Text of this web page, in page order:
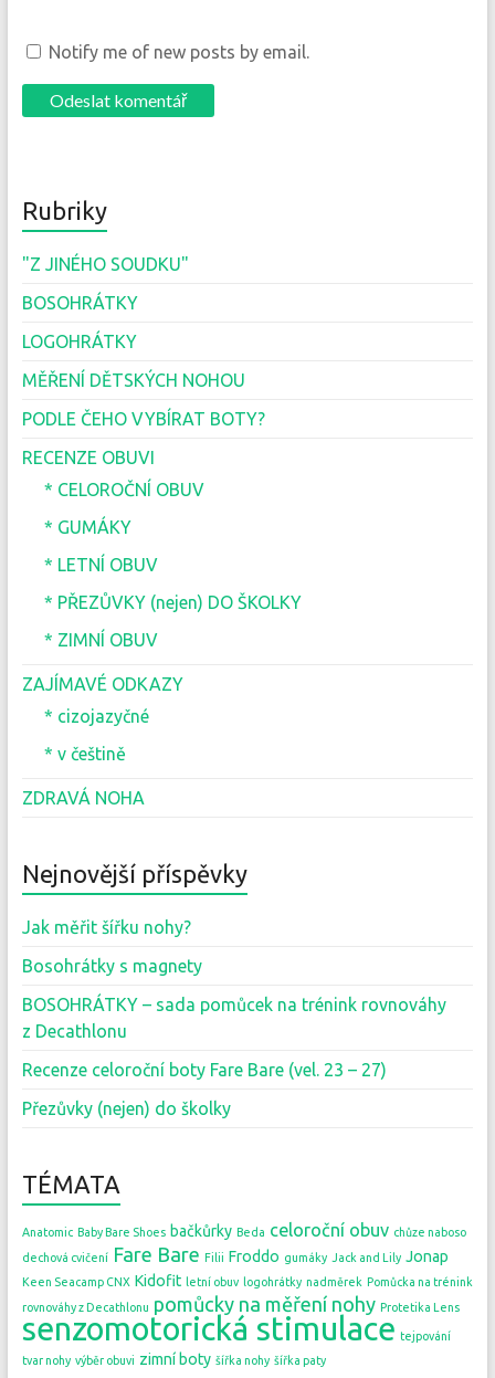
Notify me of new posts by email.
Rubriky
"Z JINÉHO SOUDKU"
BOSOHRÁTKY
LOGOHRÁTKY
MĚŘENÍ DĚTSKÝCH NOHOU
PODLE ČEHO VYBÍRAT BOTY?
RECENZE OBUVI
* CELOROČNÍ OBUV
* GUMÁKY
* LETNÍ OBUV
* PŘEZŮVKY (nejen) DO ŠKOLKY
* ZIMNÍ OBUV
ZAJÍMAVÉ ODKAZY
* cizojazyčné
* v češtině
ZDRAVÁ NOHA
Nejnovější příspěvky
Jak měřit šířku nohy?
Bosohrátky s magnety
BOSOHRÁTKY – sada pomůcek na trénink rovnováhy
z Decathlonu
Recenze celoroční boty Fare Bare (vel. 23 – 27)
Přezůvky (nejen) do školky
TÉMATA
Anatomic Baby Bare Shoes bačkůrky Beda celoroční obuv chůze naboso
dechová cvičení Fare Bare Filii Froddo gumáky Jack and Lily Jonap
Keen Seacamp CNX Kidofit letní obuv logohrátky nadměrek Pomůcka na trénink
rovnováhy z Decathlonu pomůcky na měření nohy Protetika Lens
senzomotorická stimulace tejpování
tvar nohy výběr obuvi zimní boty šířka nohy šířka paty